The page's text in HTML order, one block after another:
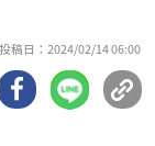
投稿日：2024/02/14 06:00